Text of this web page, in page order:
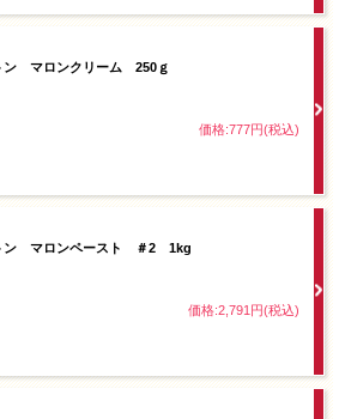
ン マロンクリーム 250ｇ
価格:777円(税込)
ン マロンペースト ＃2 1kg
価格:2,791円(税込)